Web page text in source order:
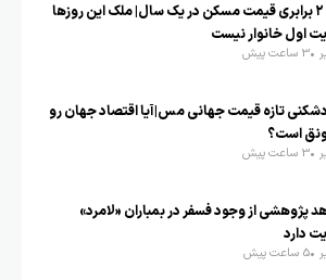
رشد ۲ برابری قیمت مسکن در یک سال| ملک این روزها
اول خانوار نیست
3 ساعت پیش
تازه قیمت جهانی مس|آیا اقتصاد جهان رو
است؟
3 ساعت پیش
پژوهشی از وجود فسفر در بمباران «لامرد»
دارد
5 ساعت پیش